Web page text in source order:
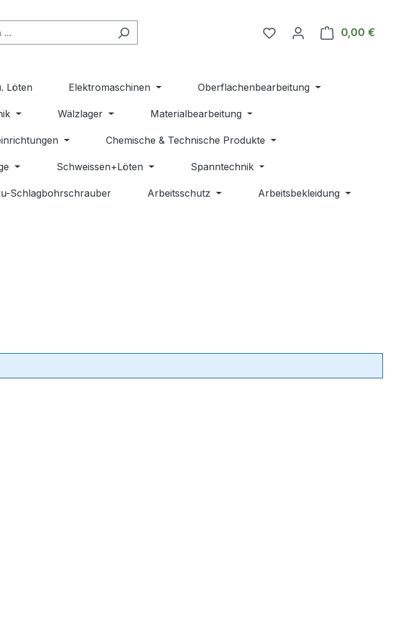
Du hast 0 Produkte auf
0,00 €
Löten Elektromaschinen Oberflächenbearbeitung
Wälzlager Materialbearbeitung
Chemische & Technische Produkte
Schweissen+Löten Spanntechnik
Schlagbohrschrauber Arbeitsschutz Arbeitsbekleidung